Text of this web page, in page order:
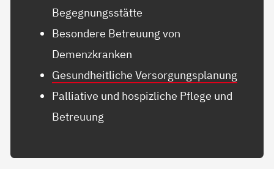
Begegnungsstätte
Besondere Betreuung von
Demenzkranken
Gesundheitliche Versorgungsplanung
Palliative und hospizliche Pflege und
Betreuung